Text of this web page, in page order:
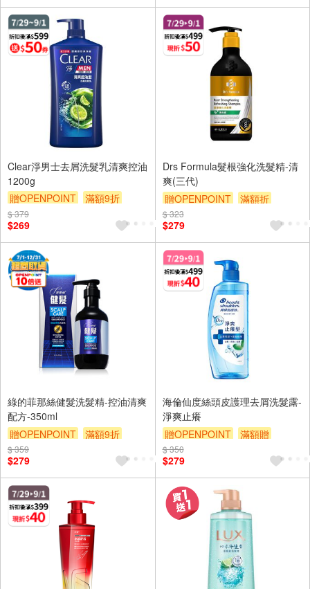
Clear淨男士去屑洗髮乳清爽控油
1200g
贈OPENPOINT
滿額9折
滿額贈券
$ 379
$269
Drs Formula髮根強化洗髮精-清
爽(三代)
贈OPENPOINT
滿額折
贈$200
$ 323
$279
綠的菲那絲健髮洗髮精-控油清爽
配方-350ml
贈OPENPOINT
滿額9折
贈$200
$ 359
$279
海倫仙度絲頭皮護理去屑洗髮露-
淨爽止癢
贈OPENPOINT
滿額贈
滿額折
$ 350
$279